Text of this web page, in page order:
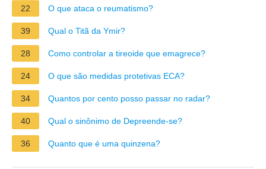
22 O que ataca o reumatismo?
39 Qual o Titã da Ymir?
28 Como controlar a tireoide que emagrece?
24 O que são medidas protetivas ECA?
34 Quantos por cento posso passar no radar?
40 Qual o sinônimo de Depreende-se?
36 Quanto que é uma quinzena?